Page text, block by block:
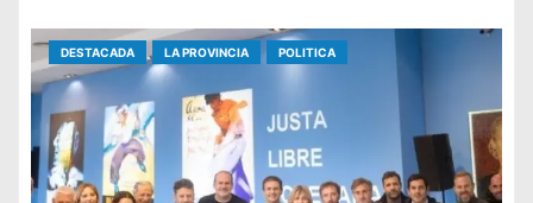
DESTACADA LA PROVINCIA POLITICA